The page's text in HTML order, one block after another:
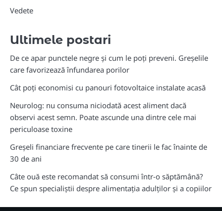
Vedete
Ultimele postari
De ce apar punctele negre și cum le poți preveni. Greșelile
care favorizează înfundarea porilor
Cât poți economisi cu panouri fotovoltaice instalate acasă
Neurolog: nu consuma niciodată acest aliment dacă
observi acest semn. Poate ascunde una dintre cele mai
periculoase toxine
Greșeli financiare frecvente pe care tinerii le fac înainte de
30 de ani
Câte ouă este recomandat să consumi într-o săptămână?
Ce spun specialiștii despre alimentația adulților și a copiilor